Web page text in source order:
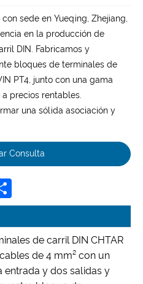
sede en Yueqing, Zhejiang,
en la producción de
DIN. Fabricamos y
bloques de terminales de
PT4, junto con una gama
precios rentables.
una sólida asociación y
Consulta
de carril DIN CHTAR
de 4 mm² con un
entrada y dos salidas y